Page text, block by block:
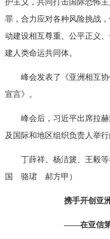
罪，合力应对各种风险挑战
动建设相互尊重、公平正义
建人类命运共同体。
峰会发表了《亚洲相互
宣言》。
峰会后，习近平出席拉
及国际和地区组织负责人举行
丁薛祥、杨洁篪、王毅
国 骆珺 郝方甲）
携手开创亚
——在亚信第